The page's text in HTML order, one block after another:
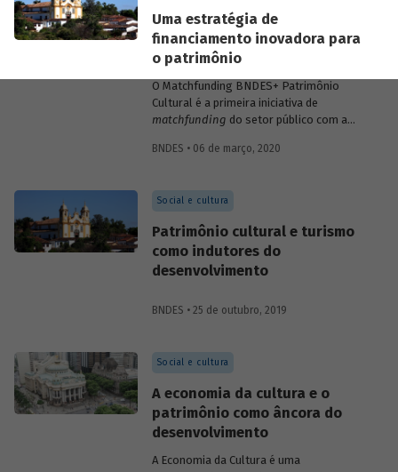
modelos de gestão e de interação com a
sociedade, que favoreçam sua
longevidade e sustentabilidade financeira.
Uma estratégia de
financiamento inovadora para
o patrimônio
O Matchfunding BNDES+ Patrimônio
Cultural é a primeira iniciativa de
matchfunding do setor público com a
programa desse tipo no mundo. A
financiamento coletivo (
que confere o protagonismo da
sociedade na escolha e no financiamento
e acompanhamento dos projetos.
BNDES • 06 de março, 2020
Social e cultura
Patrimônio cultural e turismo
como indutores do
desenvolvimento
BNDES • 25 de outubro, 2019
Social e cultura
A economia da cultura e o
patrimônio como âncora do
desenvolvimento
A Economia da Cultura é uma